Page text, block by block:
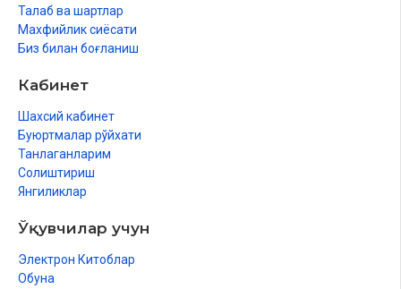
Талаб ва шартлар
Махфийлик сиёсати
Биз билан боғланиш
Кабинет
Шахсий кабинет
Буюртмалар рўйхати
Танлаганларим
Солиштириш
Янгиликлар
Ўқувчилар учун
Электрон Китоблар
Обуна